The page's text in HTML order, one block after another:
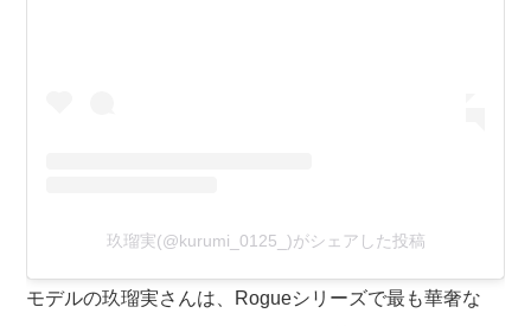
玖瑠実(@kurumi_0125_)がシェアした投稿
モデルの玖瑠実さんは、Rogueシリーズで最も華奢な